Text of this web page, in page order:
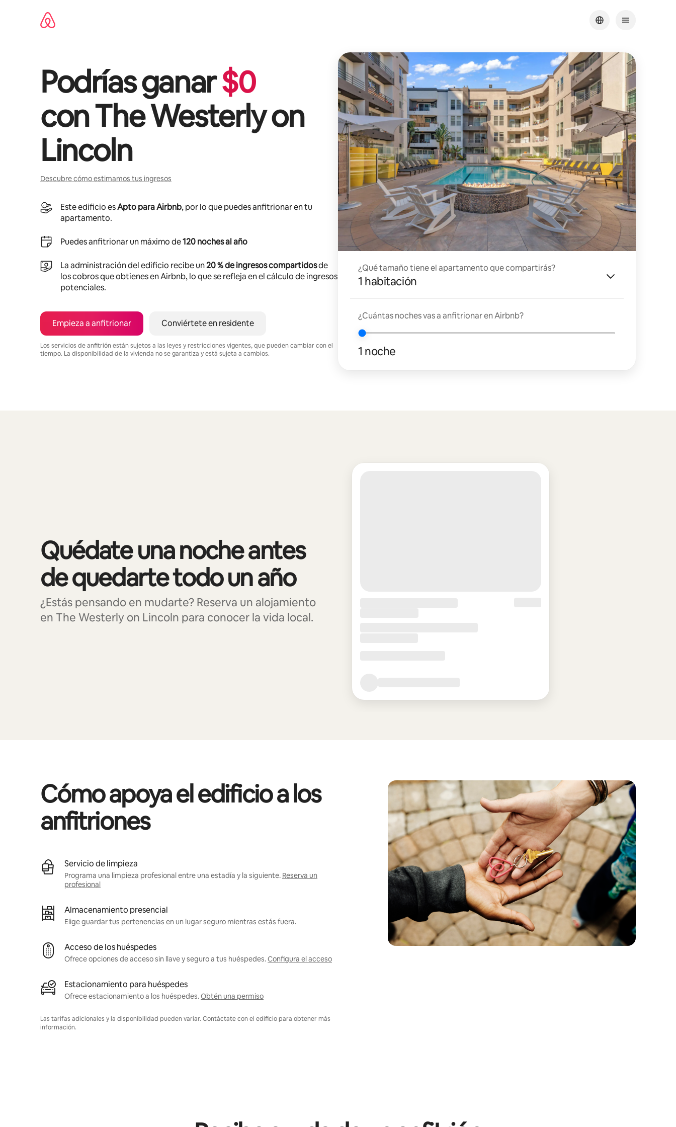
Podrías ganar$0
conThe Westerly on
Lincoln
Descubre cómo estimamos tus ingresos
Este edificio esApto para Airbnb, por lo que puedes anfitrionar en tu
apartamento.
Puedes anfitrionar un máximo de120 noches al año
La administración del edificio recibe un20 % de ingresos compartidosde
los cobros que obtienes en Airbnb, lo que se refleja en el cálculo de ingresos
potenciales.
Empieza a anfitrionar Conviértete en residente
Los servicios de anfitrión están sujetos a las leyes y restricciones vigentes, que pueden cambiar con el
tiempo. La disponibilidad de la vivienda no se garantiza y está sujeta a cambios.
¿Qué tamaño tiene el apartamento que compartirás?
1 habitación
¿Cuántas noches vas a anfitrionar en Airbnb?
1 noche
Quédate una noche antes
de quedarte todo un año
¿Estás pensando en mudarte? Reserva un alojamiento
en The Westerly on Lincoln para conocer la vida local.
Cómo apoya el edificio a los
anfitriones
Servicio de limpieza
Programa una limpieza profesional entre una estadía y la siguiente. Reserva un
profesional
Almacenamiento presencial
Elige guardar tus pertenencias en un lugar seguro mientras estás fuera.
Acceso de los huéspedes
Ofrece opciones de acceso sin llave y seguro a tus huéspedes.Configura el acceso
Estacionamiento para huéspedes
Ofrece estacionamiento a los huéspedes.Obtén una permiso
Las tarifas adicionales y la disponibilidad pueden variar. Contáctate con el edificio para obtener más
información.